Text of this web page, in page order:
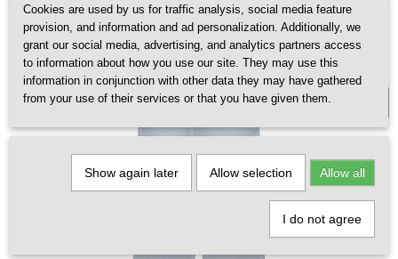
WOMEN /X
Cookies are used by us for traffic analysis, social media feature
provision, and information and ad personalization. Additionally, we
grant our social media, advertising, and analytics partners access
to information about how you use our site. They may use this
information in conjunction with other data they may have gathered
from your use of their services or that you have given them.
Show again later Allow selection Allow all
I do not agree